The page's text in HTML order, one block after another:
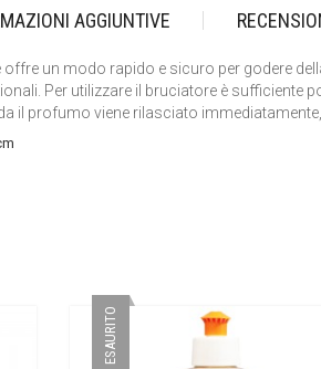
AGGIUNTIVE
offre un modo rapido e sicuro per godere
Per utilizzare il bruciatore è sufficiente
il profumo viene rilasciato
ESAURITO